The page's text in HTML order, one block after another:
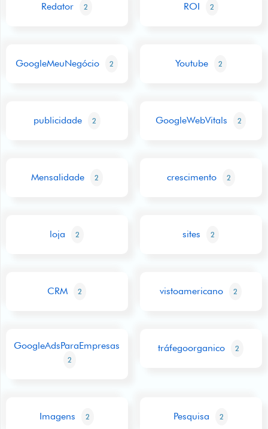
Redator 2 ROI 2
GoogleMeuNegócio 2 Youtube 2
publicidade 2 GoogleWebVitals 2
Mensalidade 2 crescimento 2
loja 2 sites 2
CRM 2 vistoamericano 2
GoogleAdsParaEmpresas
2
tráfegoorganico 2
Imagens 2 Pesquisa 2